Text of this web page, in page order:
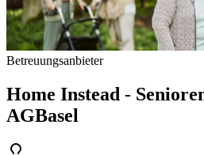
Betreuungsanbieter
Home Instead -
AGBasel